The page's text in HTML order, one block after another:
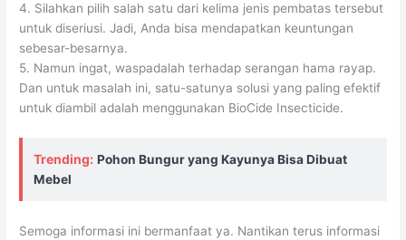
4. Silahkan pilih salah satu dari kelima jenis pembatas tersebut
untuk diseriusi. Jadi, Anda bisa mendapatkan keuntungan
sebesar-besarnya.
5. Namun ingat, waspadalah terhadap serangan hama rayap.
Dan untuk masalah ini, satu-satunya solusi yang paling efektif
untuk diambil adalah menggunakan BioCide Insecticide.
Trending: Pohon Bungur yang Kayunya Bisa Dibuat
Mebel
Semoga informasi ini bermanfaat ya. Nantikan terus informasi